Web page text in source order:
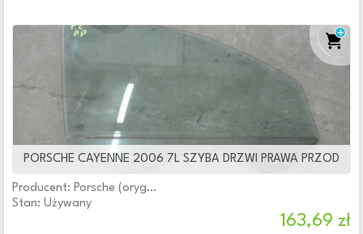
PORSCHE CAYENNE 2006 7L SZYBA DRZWI PRAWA PRZOD
Producent: Porsche (oryginalne OE)
Stan: Używany
163,69 zł